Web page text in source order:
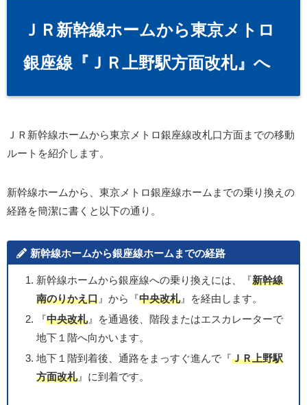
ＪＲ新幹線ホームから東京メトロ
銀座線『ＪＲ上野駅方面改札』へ
ＪＲ新幹線ホームから東京メトロ銀座線改札口方面までの移動
ルートを紹介します。
新幹線ホームから、東京メトロ銀座線ホームまでの乗り換えの
経路を簡潔に書くと以下の通り。
新幹線ホームから銀座線ホームまでの経路
新幹線ホームから銀座線への乗り換えには、『新幹線
南のりかえ口 』から『中央改札』を経由します。
『中央改札』を通過後、階段またはエスカレーターで
地下１階へ向かいます。
地下１階到着後、通路をまっすぐ進んで『ＪＲ上野駅
方面改札』に到着です。